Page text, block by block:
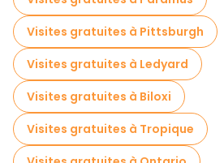
Visites gratuites à Pittsburgh
Visites gratuites à Ledyard
Visites gratuites à Biloxi
Visites gratuites à Tropique